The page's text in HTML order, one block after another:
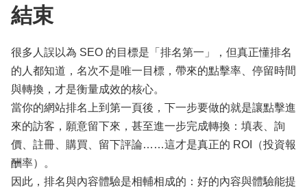
結束
很多人誤以為 SEO 的目標是「排名第一」，但真正懂排名
的人都知道，名次不是唯一目標，帶來的點擊率、停留時間
與轉換，才是衡量成效的核心。
當你的網站排名上到第一頁後，下一步要做的就是讓點擊進
來的訪客，願意留下來，甚至進一步完成轉換：填表、詢
價、註冊、購買、留下評論……這才是真正的 ROI（投資報
酬率）。
因此，排名與內容體驗是相輔相成的：好的內容與體驗能提